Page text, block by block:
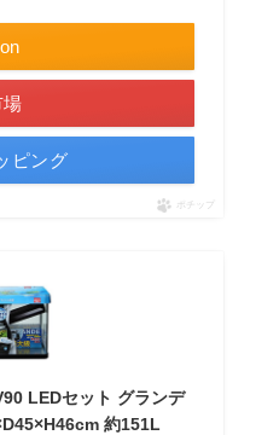
ピング
ポチップ
LEDセット グランデ
約151L